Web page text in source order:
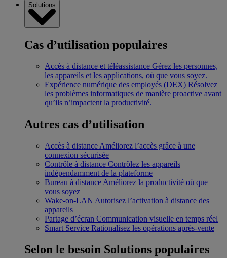
Solutions
Cas d’utilisation populaires
Accès à distance et téléassistance Gérez les personnes,
les appareils et les applications, où que vous soyez.
Expérience numérique des employés (DEX) Résolvez
les problèmes informatiques de manière proactive avant
qu’ils n’impactent la productivité.
Autres cas d’utilisation
Accès à distance Améliorez l’accès grâce à une
connexion sécurisée
Contrôle à distance Contrôlez les appareils
indépendamment de la plateforme
Bureau à distance Améliorez la productivité où que
vous soyez
Wake-on-LAN Autorisez l’activation à distance des
appareils
Partage d’écran Communication visuelle en temps réel
Smart Service Rationalisez les opérations après-vente
Selon le besoin Solutions populaires